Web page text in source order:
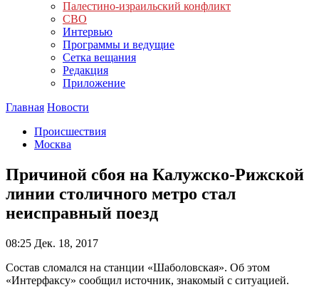
Палестино-израильский конфликт
СВО
Интервью
Программы и ведущие
Сетка вещания
Редакция
Приложение
Главная Новости
Происшествия
Москва
Причиной сбоя на Калужско-Рижской
линии столичного метро стал
неисправный поезд
08:25 Дек. 18, 2017
Состав сломался на станции «Шаболовская». Об этом
«Интерфаксу» сообщил источник, знакомый с ситуацией.